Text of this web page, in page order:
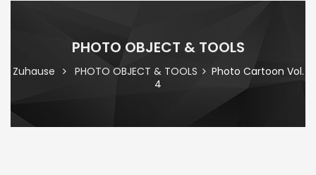
PHOTO OBJECT & TOOLS
Zuhause PHOTO OBJECT & TOOLS
Photo Cartoon Vol.
4